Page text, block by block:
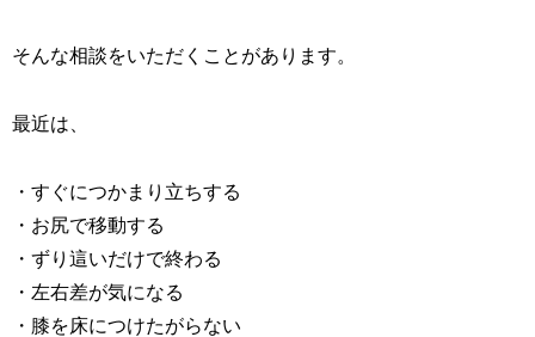
そんな相談をいただくことがあります。
最近は、
・すぐにつかまり立ちする
・お尻で移動する
・ずり這いだけで終わる
・左右差が気になる
・膝を床につけたがらない